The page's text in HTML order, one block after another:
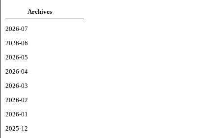
Archives
2026-07
2026-06
2026-05
2026-04
2026-03
2026-02
2026-01
2025-12